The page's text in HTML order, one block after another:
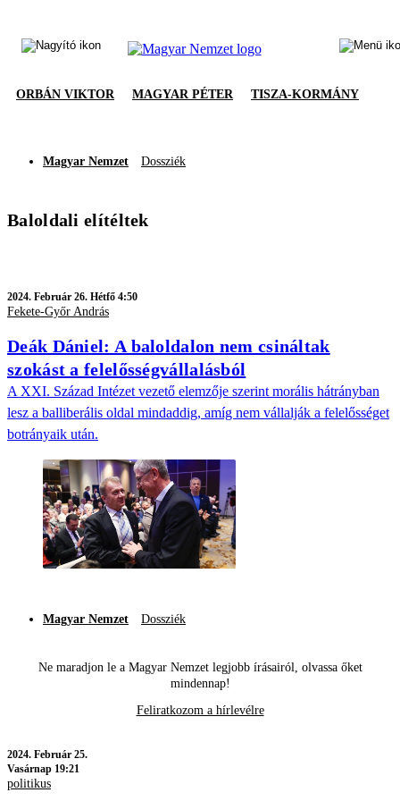
ORBÁN VIKTOR MAGYAR PÉTER TISZA-KORMÁNY
Magyar Nemzet Dossziék
Baloldali elítéltek
2024. Február 26. Hétfő 4:50
Fekete-Győr András
Deák Dániel: A baloldalon nem csináltak
szokást a felelősségvállalásból
A XXI. Század Intézet vezető elemzője szerint morális hátrányban
lesz a balliberális oldal mindaddig, amíg nem vállalják a felelősséget
botrányaik után.
Magyar Nemzet Dossziék
Ne maradjon le a Magyar Nemzet legjobb írásairól, olvassa őket
mindennap!
Feliratkozom a hírlevélre
2024. Február 25.
Vasárnap 19:21
politikus